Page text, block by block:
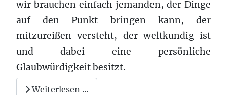
wir brauchen einfach jemanden, der Dinge
auf den Punkt bringen kann, der
mitzureißen versteht, der weltkundig ist
und dabei eine persönliche
Glaubwürdigkeit besitzt.
Weiterlesen …